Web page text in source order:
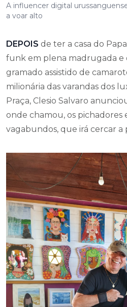
A influencer digital
a voar alto
DEPOIS de ter a casa do
funk em plena madrugada e
gramado assistido de
milionária das varandas dos
Praça, Clesio Salvaro
onde chamou, os pichadores
vagabundos, que irá cercar a